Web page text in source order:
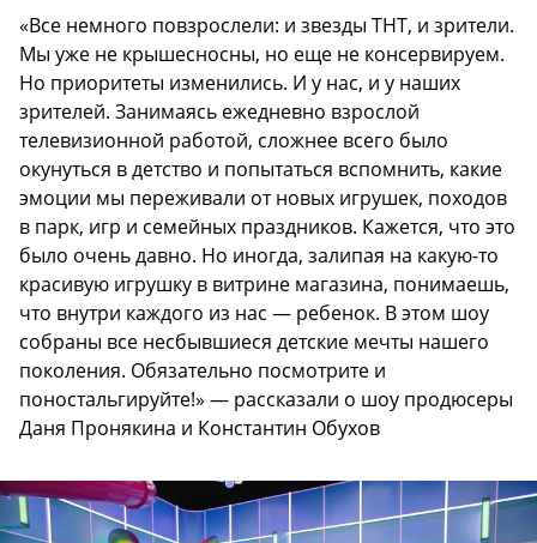
«Все немного повзрослели: и звезды ТНТ, и зрители.
Мы уже не крышесносны, но еще не консервируем.
Но приоритеты изменились. И у нас, и у наших
зрителей. Занимаясь ежедневно взрослой
телевизионной работой, сложнее всего было
окунуться в детство и попытаться вспомнить, какие
эмоции мы переживали от новых игрушек, походов
в парк, игр и семейных праздников. Кажется, что это
было очень давно. Но иногда, залипая на какую-то
красивую игрушку в витрине магазина, понимаешь,
что внутри каждого из нас — ребенок. В этом шоу
собраны все несбывшиеся детские мечты нашего
поколения. Обязательно посмотрите и
поностальгируйте!» — рассказали о шоу продюсеры
Даня Пронякина и Константин Обухов